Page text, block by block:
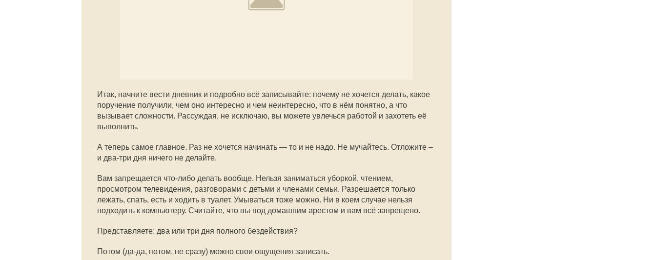
Итак, начните вести дневник и подробно всё записывайте: почему не хочется делать, какое
поручение получили, чем оно интересно и чем неинтересно, что в нём понятно, а что
вызывает сложности. Рассуждая, не исключаю, вы можете увлечься работой и захотеть её
выполнить.
А теперь самое главное. Раз не хочется начинать — то и не надо. Не мучайтесь. Отложите –
и два-три дня ничего не делайте.
Вам запрещается что-либо делать вообще. Нельзя заниматься уборкой, чтением,
просмотром телевидения, разговорами с детьми и членами семьи. Разрешается только
лежать, спать, есть и ходить в туалет. Умываться тоже можно. Ни в коем случае нельзя
подходить к компьютеру. Считайте, что вы под домашним арестом и вам всё запрещено.
Представляете: два или три дня полного бездействия?
Потом (да-да, потом, не сразу) можно свои ощущения записать.